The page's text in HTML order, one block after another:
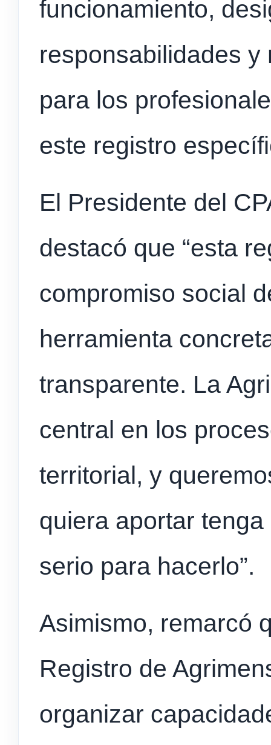
funcionamiento,
responsabilidades
para los
este registro
El Presidente del
destacó que “esta
compromiso social
herramienta
transparente. La
central en los
territorial, y
quiera aportar
serio para hacerlo”.
Asimismo, remarcó
Registro de
organizar